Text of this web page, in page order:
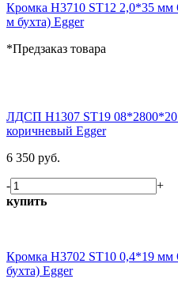
Кромка H3710 ST12 2,0*35
м бухта) Egger
*Предзаказ товара
ЛДСП H1307 ST19
коричневый Egger
6 350 руб.
-
+
купить
Кромка H3702 ST10 0,4*19
бухта) Egger